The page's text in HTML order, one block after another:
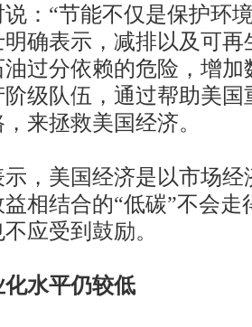
：“节能不仅是保护环
确表示，减排以及可再
过分依赖的危险，增加
级队伍，通过帮助美国
来拯救美国经济。
美国经济是以市场经
相结合的“低碳”不会走
应受到鼓励。
水平仍较低